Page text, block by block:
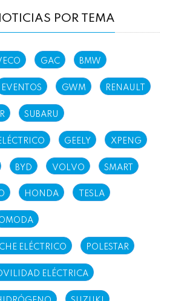
POR TEMA
GAC BMW
EVENTOS GWM RENAULT
SUBARU
GEELY XPENG
BYD VOLVO SMART
HONDA TESLA
ELÉCTRICO POLESTAR
ELÉCTRICA